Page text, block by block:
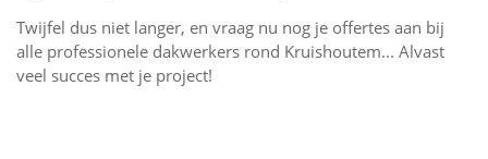
Twijfel dus niet langer, en vraag nu nog je offertes aan bij
alle professionele dakwerkers rond Kruishoutem... Alvast
veel succes met je project!